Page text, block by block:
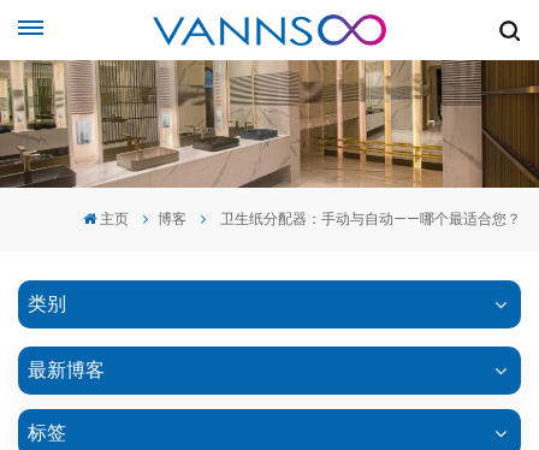
主页 博客 卫生纸分配器：手动与自动——哪个最适合您？
类别
最新博客
标签